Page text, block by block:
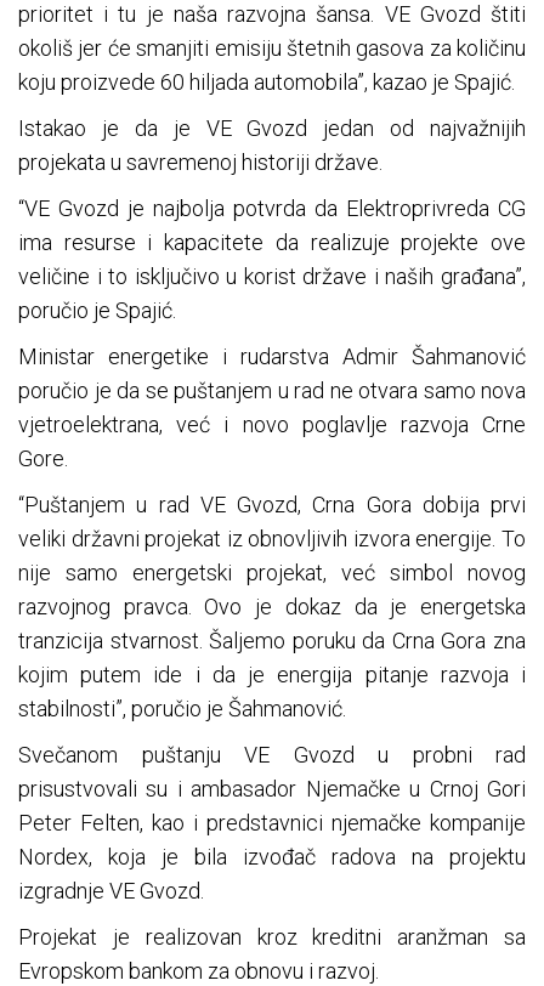
prioritet i tu je naša razvojna šansa. VE Gvozd štiti
okoliš jer će smanjiti emisiju štetnih gasova za količinu
koju proizvede 60 hiljada automobila”, kazao je Spajić.
Istakao je da je VE Gvozd jedan od najvažnijih
projekata u savremenoj historiji države.
“VE Gvozd je najbolja potvrda da Elektroprivreda CG
ima resurse i kapacitete da realizuje projekte ove
veličine i to isključivo u korist države i naših građana”,
poručio je Spajić.
Ministar energetike i rudarstva Admir Šahmanović
poručio je da se puštanjem u rad ne otvara samo nova
vjetroelektrana, već i novo poglavlje razvoja Crne
Gore.
“Puštanjem u rad VE Gvozd, Crna Gora dobija prvi
veliki državni projekat iz obnovljivih izvora energije. To
nije samo energetski projekat, već simbol novog
razvojnog pravca. Ovo je dokaz da je energetska
tranzicija stvarnost. Šaljemo poruku da Crna Gora zna
kojim putem ide i da je energija pitanje razvoja i
stabilnosti”, poručio je Šahmanović.
Svečanom puštanju VE Gvozd u probni rad
prisustvovali su i ambasador Njemačke u Crnoj Gori
Peter Felten, kao i predstavnici njemačke kompanije
Nordex, koja je bila izvođač radova na projektu
izgradnje VE Gvozd.
Projekat je realizovan kroz kreditni aranžman sa
Evropskom bankom za obnovu i razvoj.